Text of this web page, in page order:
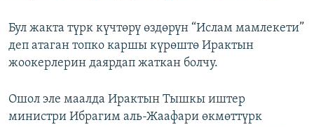
Бул жакта түрк күчтөрү өздөрүн “Ислам мамлекети”
деп атаган топко каршы күрөштө Ирактын
жоокерлерин даярдап жаткан болчу.
Ошол эле маалда Ирактын Тышкы иштер
министри Ибрагим аль-Жаафари өкмөттүрк